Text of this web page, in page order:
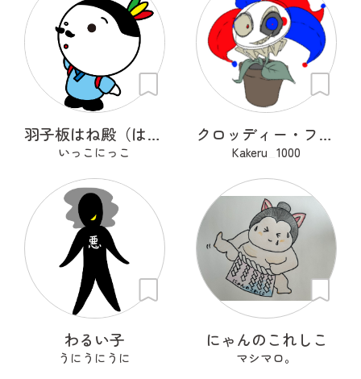
羽子板はね殿（はごいたはねどの）
いっこにっこ
クロッディー・フロッティー
Kakeru_1000
わるい子
うにうにうに
にゃんのこれしこ
マシマロ。